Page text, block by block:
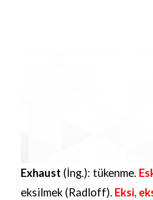
Exhaust (İng.): tükenme.
eksilmek (Radloff). Eksi,